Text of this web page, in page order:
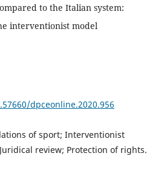
to the Italian system:
interventionist model
dpceonline.2020.956
of sport; Interventionist
review; Protection of rights.